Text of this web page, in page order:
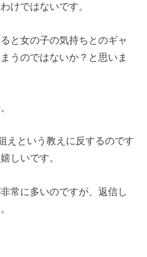
けではないです。
と女の子の気持ちとのギャ
うのではないか？と思いま
えという教えに反するのです
しいです。
常に多いのですが、返信し